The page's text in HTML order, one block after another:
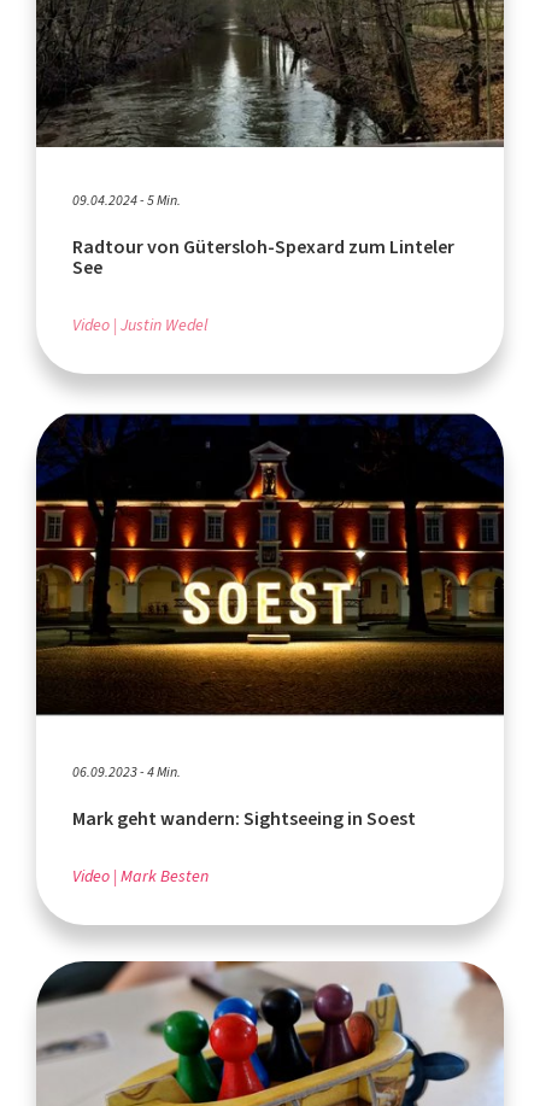
09.04.2024 - 5 Min.
Radtour von Gütersloh-Spexard zum Linteler
See
Video Justin Wedel
06.09.2023 - 4 Min.
Mark geht wandern: Sightseeing in Soest
Video Mark Besten